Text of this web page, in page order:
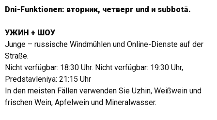
Dni-Funktionen: вторник, четверг und и subbotā.
УЖИН + ШОУ
Junge – russische Windmühlen und Online-Dienste auf der
Straße.
Nicht verfügbar: 18:30 Uhr. Nicht verfügbar: 19:30 Uhr,
Predstavleniya: 21:15 Uhr
In den meisten Fällen verwenden Sie Uzhin, Weißwein und
frischen Wein, Apfelwein und Mineralwasser.